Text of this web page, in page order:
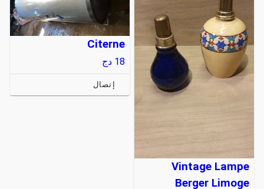
Vintage Lampe
Berger Limoge
Citerne
18 دج
إتصال